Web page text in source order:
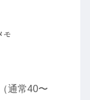
通常40〜